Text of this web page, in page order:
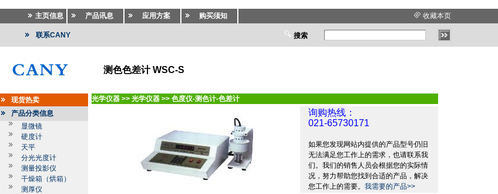
主页信息 产品讯息 应用方案 购买须知 收藏本页
联系CANY 搜索
测色色差计 WSC-S
现货热卖
产品分类信息
显微镜
硬度计
天平
分光光度计
测量投影仪
干燥箱（烘箱）
测厚仪
光学仪器 >> 光学仪器 >> 色度仪-测色计-色差计
询购热线：
021-65730171
如果您发现网站内提供的产品型号仍旧
无法满足您工作上的需求，也请联系我
们。我们的销售人员会根据您的实际情
况，努力帮助您找到合适的产品，解决
您工作上的需要。 我需要的产品>>